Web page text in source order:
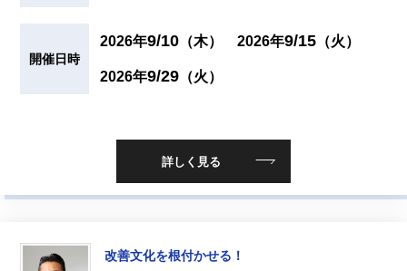
開催日時
2026年9/10 （木） 2026年9/15 （火）
2026年9/29 （火）
詳しく見る
改善文化を根付かせる！